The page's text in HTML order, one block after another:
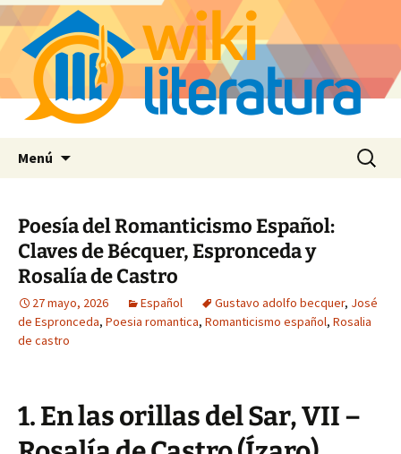
Menú Buscar:
Poesía del Romanticismo Español:
Claves de Bécquer, Espronceda y
Rosalía de Castro
27 mayo, 2026 Español Gustavo adolfo becquer, José
de Espronceda, Poesia romantica, Romanticismo español, Rosalia
de castro
1. En las orillas del Sar, VII –